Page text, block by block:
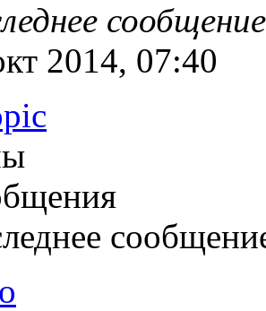
сообщение
2014, 07:40